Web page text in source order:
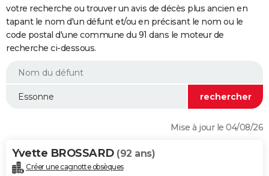
Retraite
Epargne
Immobilier
Risques naturels par ville
Assurance
AUTO
Essais
Réserver un essai
Citadines
Berlines
SUV
Forum auto
+HIGH-TECH
BRICOLAGE
WEEK-END
Alimentation
Guide de la santé
Maladies
Médicaments
Sommeil
VOYAGE
votre recherche ou trouver un avis de décès plus ancien en
tapant le nom d'un défunt et/ou en précisant le nom ou le
code postal d'une commune du 91 dans le moteur de
recherche ci-dessous.
Mise à jour le 04/08/26
Yvette BROSSARD (92 ans)
Créer une cagnotte obsèques